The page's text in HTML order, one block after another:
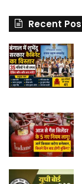
Recent